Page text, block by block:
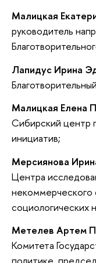
Малицкая
руководитель
Лапидус Ирина
Малицкая Елена
Сибирский центр
инициатив;
Мерсиянова
Центра
некоммерческого
социологических
Метелев Артем
Комитета